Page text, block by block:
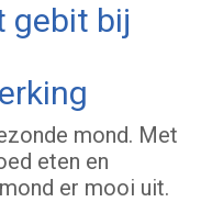
gebit bij
mond. Met
eten en
er mooi uit.